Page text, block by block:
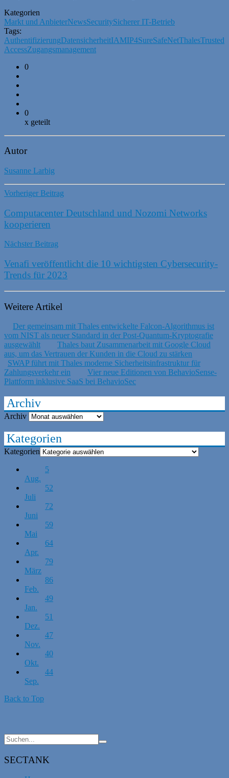
Kategorien
Markt und AnbieterNewsSecuritySicherer IT-Betrieb
Tags:
AuthentifizierungDatensicherheitIAMIP4SureSafeNetThalesTrusted
AccessZugangsmanagement
0
0
x geteilt
Autor
Susanne Larbig
Vorheriger Beitrag
Computacenter Deutschland und Nozomi Networks
kooperieren
Nächster Beitrag
Venafi veröffentlicht die 10 wichtigsten Cybersecurity-
Trends für 2023
Weitere Artikel
Der gemeinsam mit Thales entwickelte Falcon-Algorithmus ist
vom NIST als neuer Standard in der Post-Quantum-Kryptografie
ausgewählt
Thales baut Zusammenarbeit mit Google Cloud
aus, um das Vertrauen der Kunden in die Cloud zu stärken
SWAP führt mit Thales moderne Sicherheitsinfrastruktur für
Zahlungsverkehr ein
Vier neue Editionen von BehavioSense-
Plattform inklusive SaaS bei BehavioSec
Archiv
Archiv
Kategorien
Kategorien
5
Aug.
52
Juli
72
Juni
59
Mai
64
Apr.
79
März
86
Feb.
49
Jan.
51
Dez.
47
Nov.
40
Okt.
44
Sep.
Back to Top
SECTANK